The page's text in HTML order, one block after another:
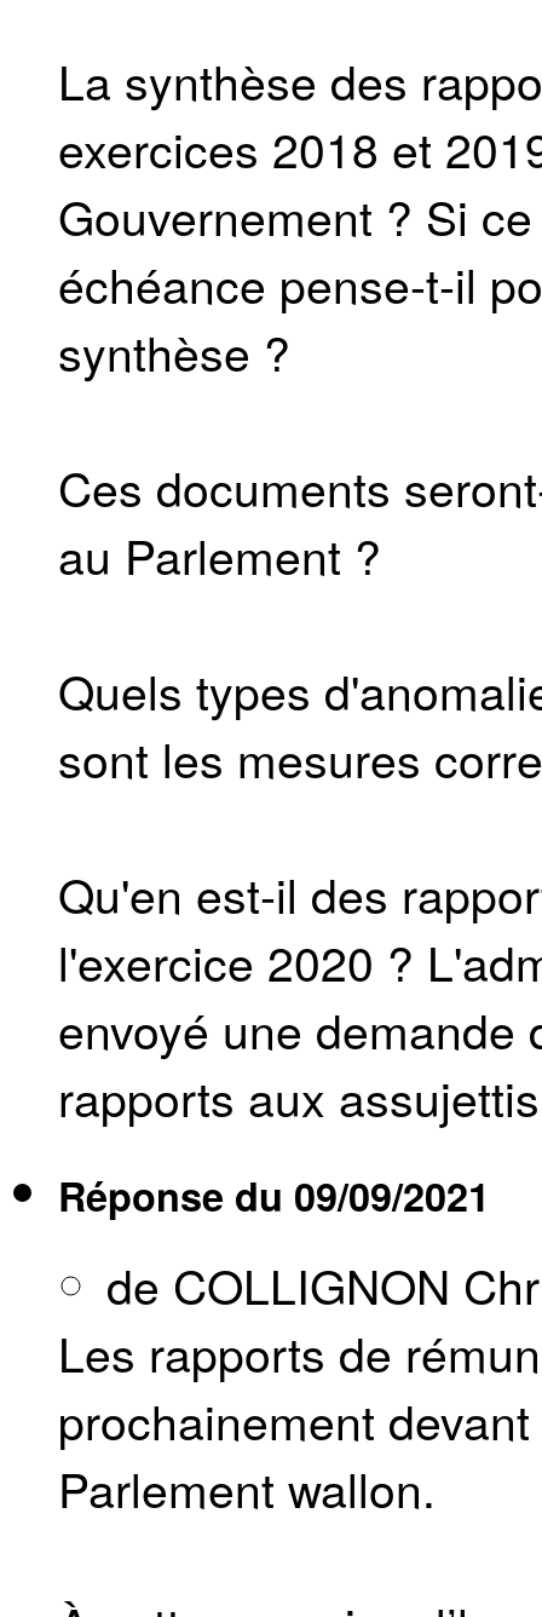
La synthèse des
exercices 2018 et
Gouvernement ? Si
échéance pense-t-il
synthèse ?
Ces documents
au Parlement ?
Quels types
sont les mesures
Qu'en est-il des
l'exercice 2020 ?
envoyé une
rapports aux
Réponse du 09/09/2021
de COLLIGNON
Les rapports de
prochainement
Parlement wallon.